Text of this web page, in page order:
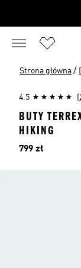
Strona główna /
4.5
BUTY
HIKING
Cena
799 zł